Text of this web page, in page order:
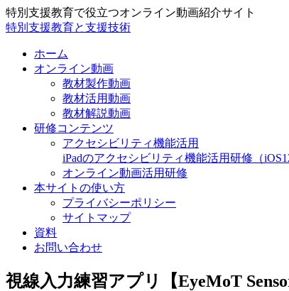
特別支援教育で役立つオンライン動画紹介サイト
特別支援教育と支援技術
ホーム
オンライン動画
教材製作動画
教材活用動画
教材解説動画
研修コンテンツ
アクセシビリティ機能活用
iPadのアクセシビリティ機能活用研修（
オンライン動画活用研修
本サイトの使い方
プライバシーポリシー
サイトマップ
資料
お問い合わせ
視線入力練習アプリ【EyeMoT